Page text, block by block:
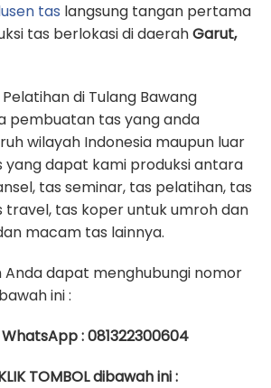
tas langsung tangan pertama
tas berlokasi di daerahGarut,
di Tulang Bawang
pembuatan tas yang anda
wilayah Indonesia maupun luar
yang dapat kami produksi antara
tas seminar, tas pelatihan, tas
travel, tas koper untuk umroh dan
macam tas lainnya.
Anda dapat menghubungi nomor
ini :
: 081322300604
TOMBOL dibawah ini :